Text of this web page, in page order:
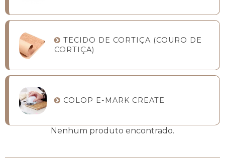
TECIDO DE CORTIÇA (COURO DE
CORTIÇA)
COLOP E-MARK CREATE
Nenhum produto encontrado.